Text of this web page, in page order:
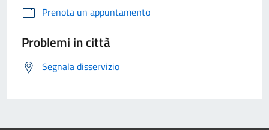
Prenota un appuntamento
Problemi in città
Segnala disservizio